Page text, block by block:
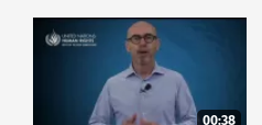
00:38